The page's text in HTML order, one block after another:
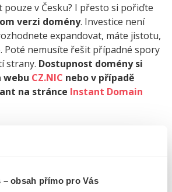
– obsah přímo pro Vás
v Česku? I přesto si pořiďte
verzi domény. Investice není
expandovat, máte jistotu,
Poté nemusíte řešit případné spory
strany. Dostupnost domény si
CZ.NIC nebo v případě
na stránce Instant Domain
název firmy a kreativita je